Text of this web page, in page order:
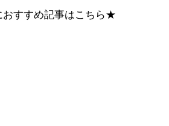
すすめ記事はこちら★